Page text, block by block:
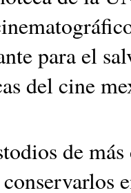
para el
del cine
de